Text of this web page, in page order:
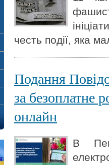
честь події, яка
Подання
за безоплатне
онлайн
В